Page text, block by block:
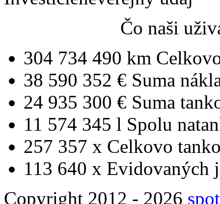
Čo naši
304 734 490 km
38 590 352 € Suma
24 935 300 € Suma
11 574 345 l Spolu
257 357 x Celkovo
113 640 x Evidovaných
Copyright 2012 - 2026